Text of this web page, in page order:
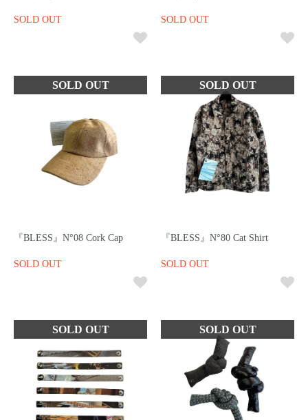
SOLD OUT SOLD OUT
『BLESS』N°08 Cork Cap
SOLD OUT
『BLESS』N°80 Cat Shirt
SOLD OUT